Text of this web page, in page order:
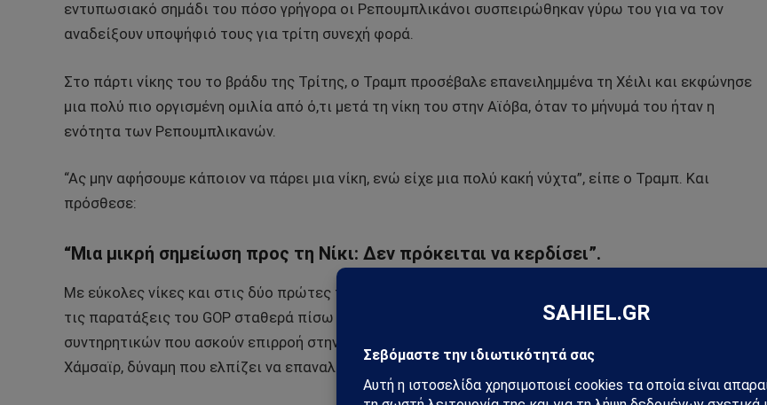
εντυπωσιακό σημάδι του πόσο γρήγορα οι Ρεπουμπλικάνοι συσπειρώθηκαν γύρω του για να τον
αναδείξουν υποψήφιό τους για τρίτη συνεχή φορά.
Στο πάρτι νίκης του το βράδυ της Τρίτης, ο Τραμπ προσέβαλε επανειλημμένα τη Χέιλι και εκφώνησε
μια πολύ πιο οργισμένη ομιλία από ό,τι μετά τη νίκη του στην Αϊόβα, όταν το μήνυμά του ήταν η
ενότητα των Ρεπουμπλικανών.
“Ας μην αφήσουμε κάποιον να πάρει μια νίκη, ενώ είχε μια πολύ κακή νύχτα”, είπε ο Τραμπ. Και
πρόσθεσε:
“Μια μικρή σημείωση προς τη Νίκι: Δεν πρόκειται να κερδίσει”.
Με εύκολες νίκες και στις δύο πρώτες πολιτείες, ο Τραμπ αποδεικνύει την ικανότητά του να ενώνει
τις παρατάξεις του GOP σταθερά πίσω του. Έχει συγκεντρώσει την υποστήριξη των ευαγγελικών
συντηρητικών που ασκούν επιρροή στην Αϊόβα και των πιο μετριοπαθών ψηφοφόρων του Νιου
Χάμσαϊρ, δύναμη που ελπίζει να επαναλάβει κατά τη διάρκεια των γενικών εκλογών.